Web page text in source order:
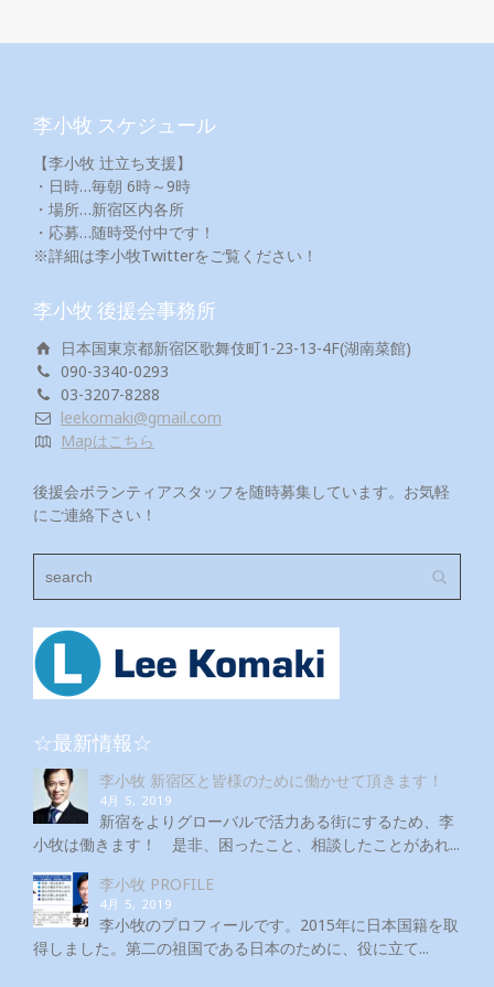
李小牧 スケジュール
【李小牧 辻立ち支援】
・日時…毎朝 6時～9時
・場所…新宿区内各所
・応募…随時受付中です！
※詳細は李小牧Twitterをご覧ください！
李小牧 後援会事務所
日本国東京都新宿区歌舞伎町1-23-13-4F(湖南菜館)
090-3340-0293
03-3207-8288
leekomaki@gmail.com
Mapはこちら
後援会ボランティアスタッフを随時募集しています。お気軽
にご連絡下さい！
☆最新情報☆
李小牧 新宿区と皆様のために働かせて頂きます！
4月 5, 2019
新宿をよりグローバルで活力ある街にするため、李
小牧は働きます！ 是非、困ったこと、相談したことがあれ...
李小牧 PROFILE
4月 5, 2019
李小牧のプロフィールです。2015年に日本国籍を取
得しました。第二の祖国である日本のために、役に立て...